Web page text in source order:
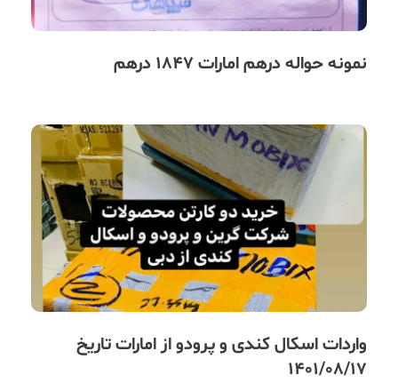
نمونه حواله درهم امارات 1847 درهم
واردات اسکال کندی و پرودو از امارات تاریخ
1401/08/17